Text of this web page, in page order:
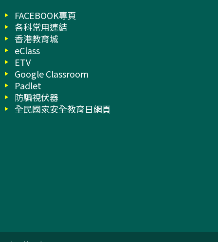
FACEBOOK專頁
各科常用連結
香港教育城
eClass
ETV
Google Classroom
Padlet
防騙視伏器
全民國家安全教育日網頁